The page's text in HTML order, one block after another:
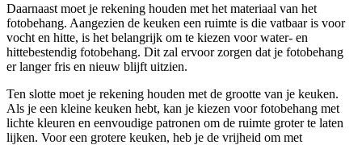
Daarnaast moet je rekening houden met het materiaal van het
fotobehang. Aangezien de keuken een ruimte is die vatbaar is voor
vocht en hitte, is het belangrijk om te kiezen voor water- en
hittebestendig fotobehang. Dit zal ervoor zorgen dat je fotobehang
er langer fris en nieuw blijft uitzien.
Ten slotte moet je rekening houden met de grootte van je keuken.
Als je een kleine keuken hebt, kan je kiezen voor fotobehang met
lichte kleuren en eenvoudige patronen om de ruimte groter te laten
lijken. Voor een grotere keuken, heb je de vrijheid om met